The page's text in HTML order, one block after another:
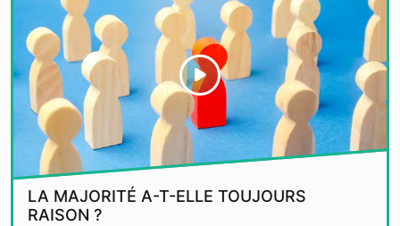
LA MAJORITÉ A-T-ELLE TOUJOURS
RAISON ?